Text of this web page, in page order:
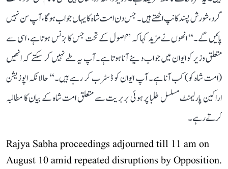
گرد، شورش پسند کانپ اٹھتے ہیں۔ جس دن امت شاہ کا یہاں جواب ہوگا، آپ سن نہیں
پائیں گے۔‘‘ انھوں نے مزید کہا کہ ’’اصول کے تحت جس کا بزنس ہوتا ہے، اسی سے
متعلق وزیر کو ایوان میں جواب دینے آنا ہوتا ہے۔ آپ یہ طے نہیں کر سکتے کہ انھیں
(امت شاہ کو) کب آنا ہے۔ آپ ایوان کو ڈسٹرب کر رہے ہیں۔‘‘ حالانکہ اپوزیشن
اراکین پارلیمنٹ مسلسل طلبا پر ہوئی بربریت سے متعلق امت شاہ کے بیان کا مطالبہ
کرتے رہے۔
Rajya Sabha proceedings adjourned till 11 am on
August 10 amid repeated disruptions by Opposition.